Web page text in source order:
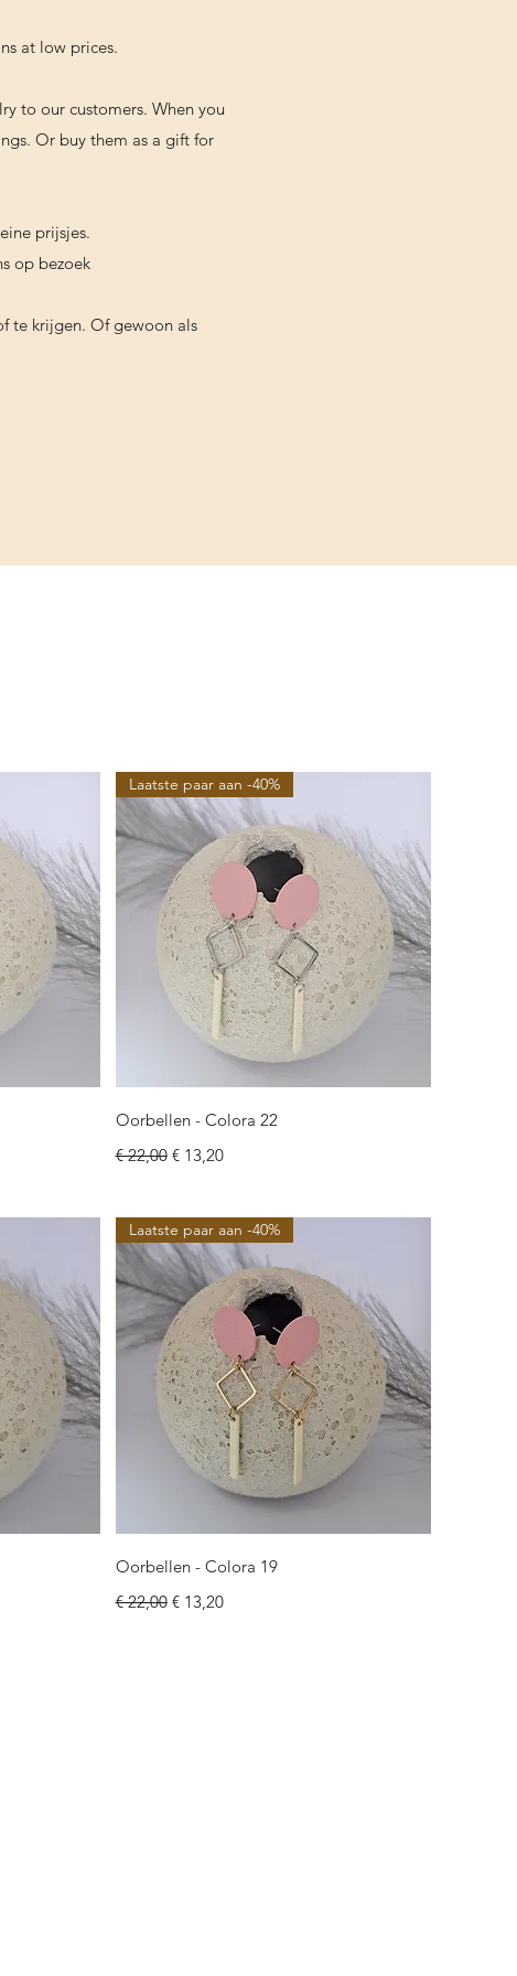
at low prices.
to our customers. When you
Or buy them as a gift for
prijsjes.
op bezoek
te krijgen. Of gewoon als
Snel overzicht
Laatste paar aan -40%
Oorbellen - Colora 22
Normale prijs
€ 22,00 Verkoopprijs
€ 13,20
Snel overzicht
Laatste paar aan -40%
Oorbellen - Colora 19
Normale prijs
€ 22,00 Verkoopprijs
€ 13,20